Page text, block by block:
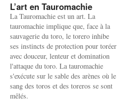
L’art en Tauromachie
La Tauromachie est un art. La
tauromachie implique que, face à la
sauvagerie du toro, le torero inhibe
ses instincts de protection pour toréer
avec douceur, lenteur et domination
l'attaque du toro. La tauromachie
s'exécute sur le sable des arènes où le
sang des toros et des toreros se sont
mêlés.